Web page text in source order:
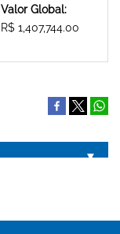
Valor Global:
R$ 1,407,744.00